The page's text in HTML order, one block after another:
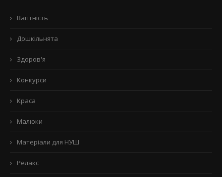
Вагітність
Дошкільнята
Здоров'я
Конкурси
Краса
Малюки
Матеріали для НУШ
Релакс